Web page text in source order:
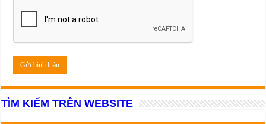
TÌM KIẾM TRÊN WEBSITE